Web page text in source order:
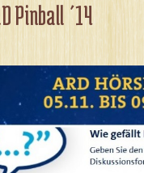
Pinball ´14